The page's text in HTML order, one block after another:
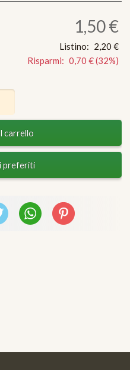
1,50 €
Listino: 2,20 €
Risparmi: 0,70 €(32%)
WhatsAppPinterest